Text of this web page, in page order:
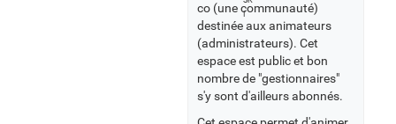
co (une communauté)
destinée aux animateurs
(administrateurs). Cet
espace est public et bon
nombre de "gestionnaires"
s'y sont d'ailleurs abonnés.